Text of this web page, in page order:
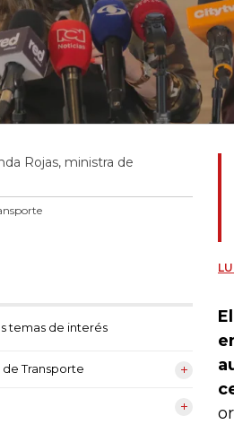
Rojas, ministra de
temas de interés
Transporte